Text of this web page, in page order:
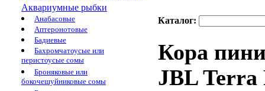
Аквариумные рыбки
Анабасовые
Аптеронотовые
Бадиевые
Бахромчатоусые или
перистоусые сомы
Броняковые или
бокочешуйниковые сомы
Каталог:
Кора
JBL Terra